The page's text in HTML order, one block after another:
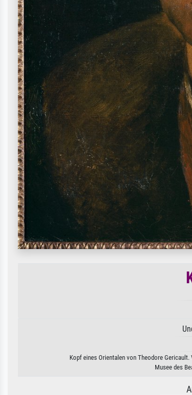
Kopf eines Orientalen von Theodore
Musee des